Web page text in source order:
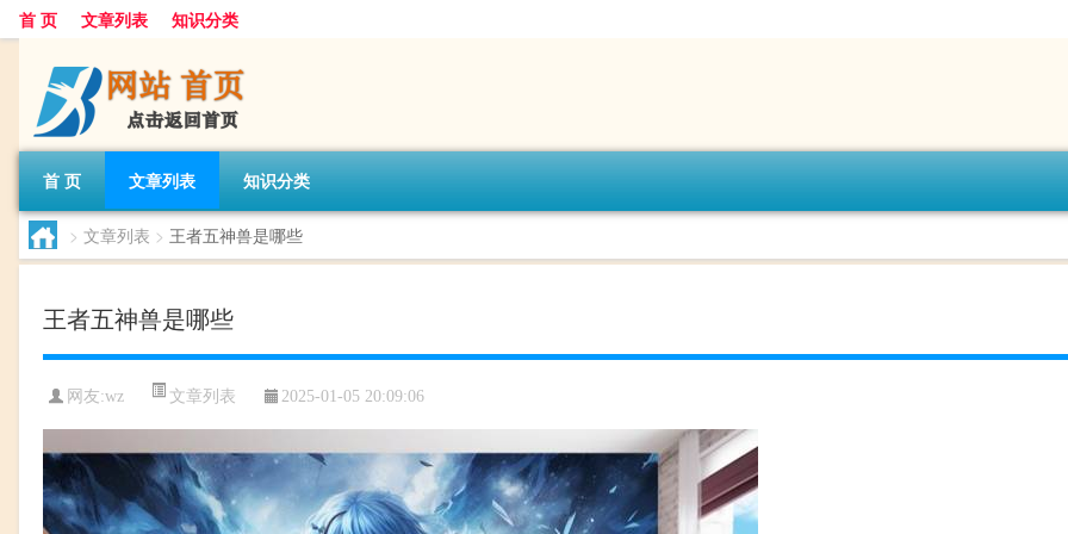
首 页 文章列表 知识分类
首 页 文章列表 知识分类
> 文章列表 > 王者五神兽是哪些
王者五神兽是哪些
网友:wz 文章列表 2025-01-05 20:09:06